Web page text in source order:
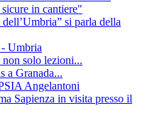
in cantiere"
si parla della
Umbria
non solo lezioni...
a Granada...
Angelantoni
Sapienza in visita presso il